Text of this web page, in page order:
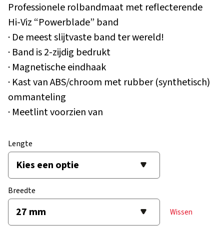
Professionele rolbandmaat met reflecterende
Hi-Viz “Powerblade” band
· De meest slijtvaste band ter wereld!
· Band is 2-zijdig bedrukt
· Magnetische eindhaak
· Kast van ABS/chroom met rubber (synthetisch)
ommanteling
· Meetlint voorzien van
Lengte
Breedte
Wissen